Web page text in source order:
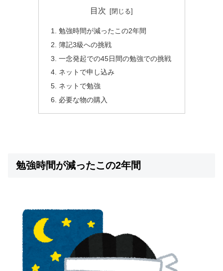
目次
勉強時間が減ったこの2年間
簿記3級への挑戦
一念発起での45日間の勉強での挑戦
ネットで申し込み
ネットで勉強
必要な物の購入
勉強時間が減ったこの2年間